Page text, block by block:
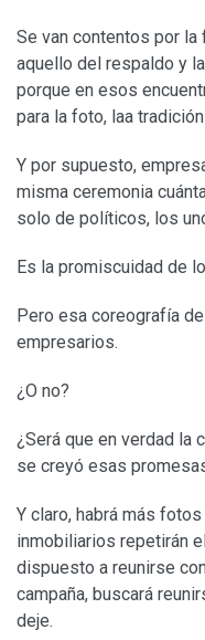
Se van contentos por
aquello del respaldo y
porque en esos
para la foto, laa
Y por supuesto,
misma ceremonia
solo de políticos, los
Es la promiscuidad de
Pero esa coreografía
empresarios.
¿O no?
¿Será que en verdad la
se creyó esas
Y claro, habrá más
inmobiliarios repetirán
dispuesto a reunirse
campaña, buscará
deje.